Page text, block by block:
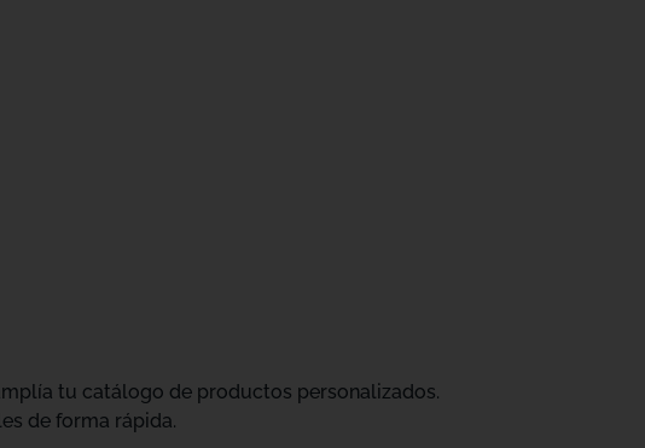
tu catálogo de productos personalizados.
de forma rápida.